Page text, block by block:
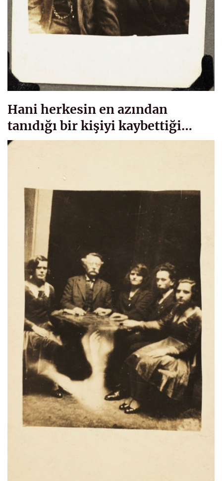
Hani herkesin en azından
tanıdığı bir kişiyi kaybettiği…